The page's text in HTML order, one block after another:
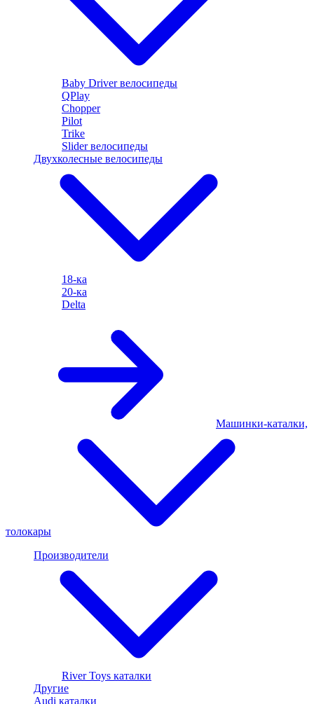
Baby Driver велосипеды
QPlay
Chopper
Pilot
Trike
Slider велосипеды
Двухколесные велосипеды
18-ка
20-ка
Delta
Машинки-каталки,
толокары
Производители
River Toys каталки
Другие
Audi каталки